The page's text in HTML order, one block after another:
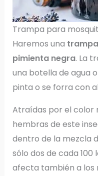
Trampa para
Haremos una
pimienta negra. La
una botella de agua
pinta o se forra con
Atraídas por el color
hembras de este
dentro de la mezcla
sólo dos de cada
afecta también a los